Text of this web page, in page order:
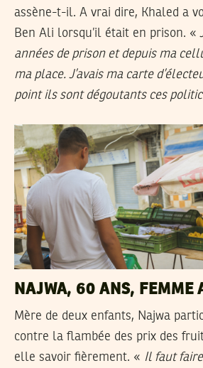
assène-t-il. A vrai dire, Khaled a
Ben Ali lorsqu’il était en prison. «
années de prison et depuis ma
ma place. J’avais ma carte
point ils sont dégoutants ces
NAJWA, 60 ANS, FEMME
Mère de deux enfants, Najwa
contre la flambée des prix des
elle savoir fièrement. « Il faut